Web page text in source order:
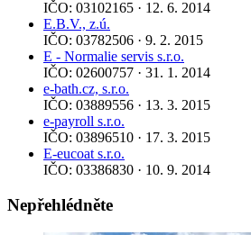
IČO: 03102165 · 12. 6. 2014
E.B.V., z.ú.
IČO: 03782506 · 9. 2. 2015
E - Normalie servis s.r.o.
IČO: 02600757 · 31. 1. 2014
e-bath.cz, s.r.o.
IČO: 03889556 · 13. 3. 2015
e-payroll s.r.o.
IČO: 03896510 · 17. 3. 2015
E-eucoat s.r.o.
IČO: 03386830 · 10. 9. 2014
Nepřehlédněte